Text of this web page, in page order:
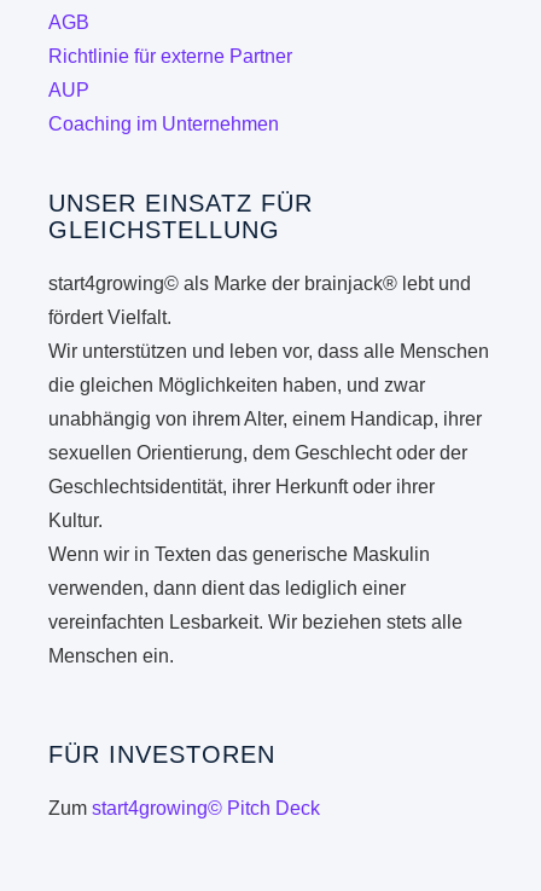
gewählt
AGB
Richtlinie für externe Partner
AUP
Coaching im Unternehmen
UNSER EINSATZ FÜR
GLEICHSTELLUNG
start4growing© als Marke der brainjack® lebt und
fördert Vielfalt.
Wir unterstützen und leben vor, dass alle Menschen
die gleichen Möglichkeiten haben, und zwar
unabhängig von ihrem Alter, einem Handicap, ihrer
sexuellen Orientierung, dem Geschlecht oder der
Geschlechtsidentität, ihrer Herkunft oder ihrer
Kultur.
Wenn wir in Texten das generische Maskulin
verwenden, dann dient das lediglich einer
vereinfachten Lesbarkeit. Wir beziehen stets alle
Menschen ein.
FÜR INVESTOREN
Zumstart4growing© Pitch Deck